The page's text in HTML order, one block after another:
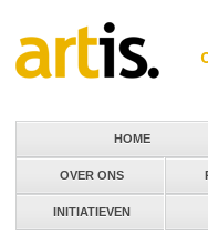
HOME
OVER ONS
INITIATIEVEN